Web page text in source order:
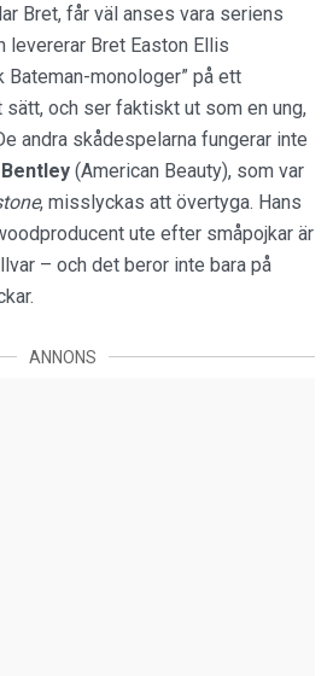
Bret, får väl anses vara seriens
levererar Bret Easton Ellis
Bateman-monologer” på ett
och ser faktiskt ut som en ung,
andra skådespelarna fungerar inte
(American Beauty), som var
, misslyckas att övertyga. Hans
ute efter småpojkar är
– och det beror inte bara på
ANNONS